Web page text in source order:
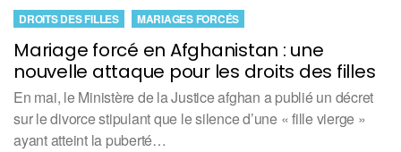
Mariage forcé en Afghanistan : une
nouvelle attaque pour les droits des filles
DROITS DES FILLES MARIAGES FORCÉS
En mai, le Ministère de la Justice afghan a publié un décret
sur le divorce stipulant que le silence d’une « fille vierge »
ayant atteint la puberté…